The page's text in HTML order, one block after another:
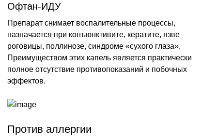
Офтан-ИДУ
Препарат снимает воспалительные процессы,
назначается при конъюнктивите, кератите, язве
роговицы, поллинозе, синдроме «сухого глаза».
Преимуществом этих капель является практически
полное отсутствие противопоказаний и побочных
эффектов.
Против аллергии